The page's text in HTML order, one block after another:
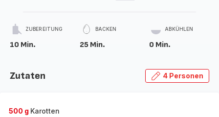
ZUBEREITUNG
10 Min.
BACKEN
25 Min.
ABKÜHLEN
0 Min.
Zutaten 4 Personen
500 g Karotten